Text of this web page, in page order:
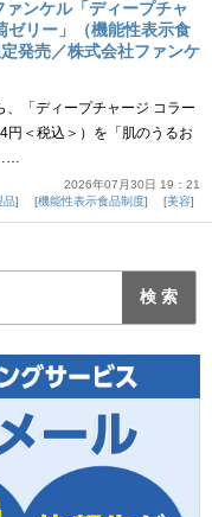
ンケル「ディープチャ
ゼリー」（機能性表示食
発売／株式会社ファンケ
「ディープチャージ コラー
＜税込＞）を「肌のうるお
……
2026年07月30日 19：21
品 機能性表示食品制度 美容